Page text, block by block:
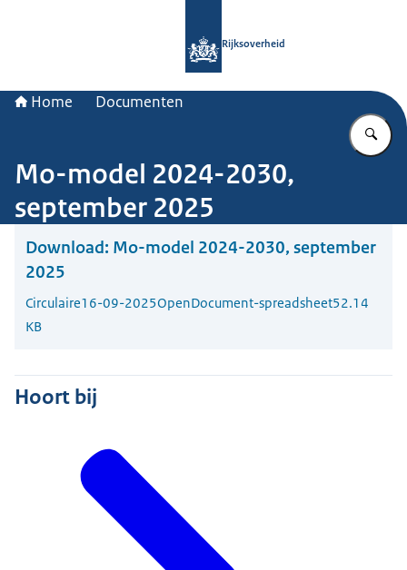
Rijksoverheid
Home Documenten
Mo-model 2024-2030,
september 2025
Download: Mo-model 2024-2030, september
2025
Circulaire16-09-2025OpenDocument-spreadsheet52.14
KB
Hoort bij